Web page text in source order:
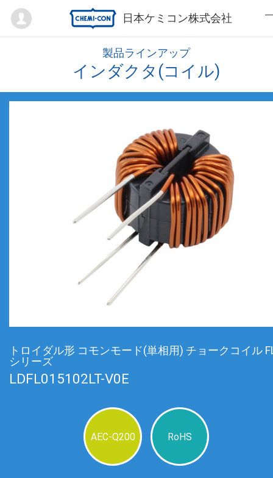
日本ケミコン株式会社
Mypage
製品ラインアップ
インダクタ(コイル)
トロイダル形 コモンモード(単相用) チョークコイル
シリーズ
LDFL015102LT-V0E
AEC-Q200 RoHS